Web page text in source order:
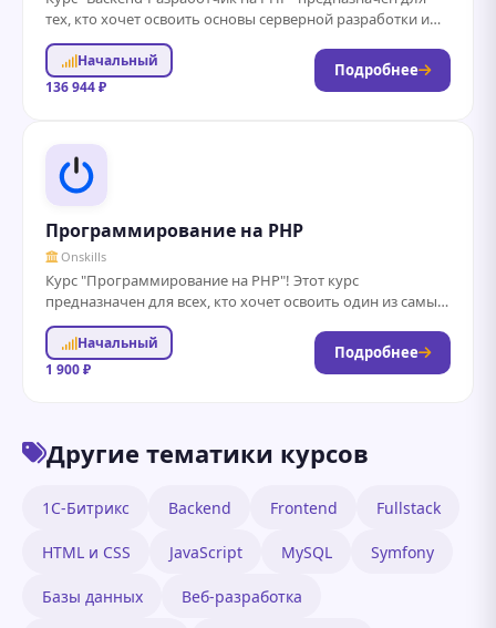
тех, кто хочет освоить основы серверной разработки и
стать профессионалом в области веб-технологий. Вы...
Начальный
136 944 ₽
Подробнее
Программирование на PHP
Onskills
Курс "Программирование на PHP"! Этот курс
предназначен для всех, кто хочет освоить один из самых
популярных языков программирования для веб-
разработки....
Начальный
1 900 ₽
Подробнее
Другие тематики курсов
1С-Битрикс Backend Frontend Fullstack
HTML и CSS JavaScript MySQL Symfony
Базы данных Веб-разработка